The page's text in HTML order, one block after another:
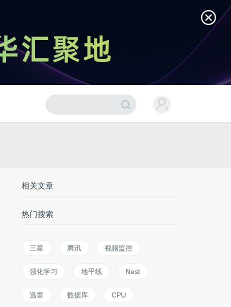
相关文章
热门搜索
三星 腾讯 视频监控
强化学习 地平线 Nest
迅雷 数据库 CPU